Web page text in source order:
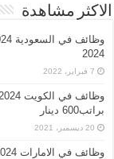
الاكثر مشاهدة
2024
7 فبراير، 2022
براتب600 دينار
20 ديسمبر، 2021